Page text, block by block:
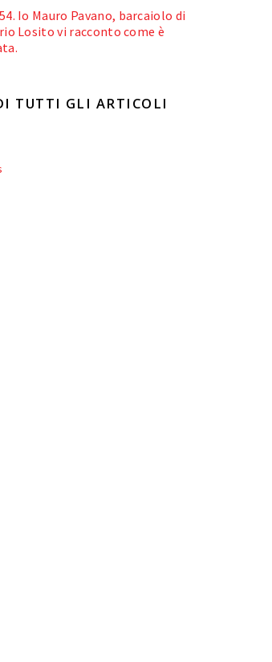
Io Mauro Pavano, barcaiolo di
Losito vi racconto come è
TUTTI GLI ARTICOLI